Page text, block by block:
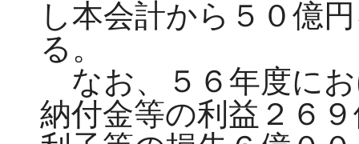
し本会計から５０億
る。
なお、５６年度に
納付金等の利益２６